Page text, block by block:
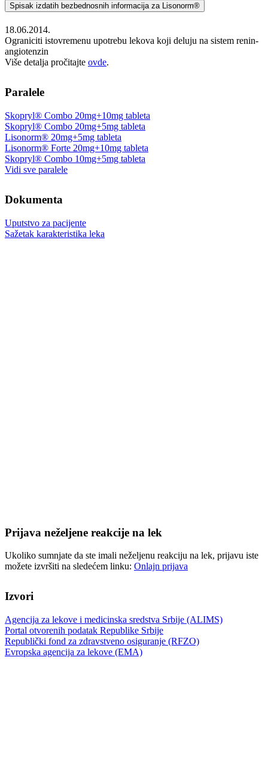
Spisak izdatih bezbednosnih informacija za Lisonorm®
18.06.2014.
Ograniciti istovremenu upotrebu lekova koji deluju na sistem renin-
angiotenzin
Više detalja pročitajte ovde.
Paralele
Skopryl® Combo 20mg+10mg tableta
Skopryl® Combo 20mg+5mg tableta
Lisonorm® 20mg+5mg tableta
Lisonorm® Forte 20mg+10mg tableta
Skopryl® Combo 10mg+5mg tableta
Vidi sve paralele
Dokumenta
Uputstvo za pacijente
Sažetak karakteristika leka
Prijava neželjene reakcije na lek
Ukoliko sumnjate da ste imali neželjenu reakciju na lek, prijavu iste
možete izvršiti na sledećem linku: Onlajn prijava
Izvori
Agencija za lekove i medicinska sredstva Srbije (ALIMS)
Portal otvorenih podatak Republike Srbije
Republički fond za zdravstveno osiguranje (RFZO)
Evropska agencija za lekove (EMA)